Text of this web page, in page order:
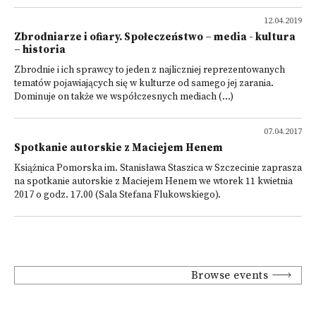
12.04.2019
Zbrodniarze i ofiary. Społeczeństwo – media - kultura
– historia
Zbrodnie i ich sprawcy to jeden z najliczniej reprezentowanych
tematów pojawiających się w kulturze od samego jej zarania.
Dominuje on także we współczesnych mediach (...)
07.04.2017
Spotkanie autorskie z Maciejem Henem
Książnica Pomorska im. Stanisława Staszica w Szczecinie zaprasza
na spotkanie autorskie z Maciejem Henem we wtorek 11 kwietnia
2017 o godz. 17.00 (Sala Stefana Flukowskiego).
Browse events